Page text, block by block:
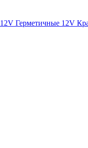
12V Герметичные 12V